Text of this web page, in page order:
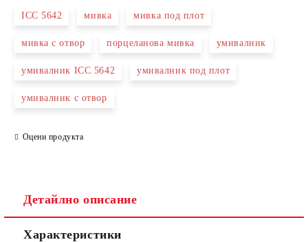
Ние ще се свържем с вас в рамките на работния ден.
ICC 5642 мивка мивка под плот
мивка с отвор порцеланова мивка умивалник
умивалник ICC 5642 умивалник под плот
умивалник с отвор
Оцени продукта
Детайлно описание
Характеристики